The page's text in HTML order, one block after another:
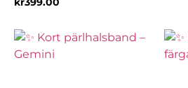
5.00